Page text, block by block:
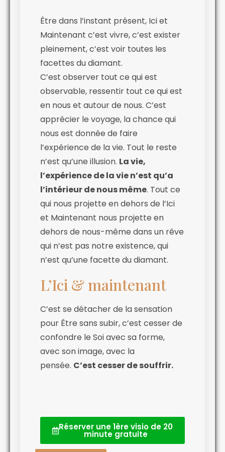
Être dans l’instant présent, Ici et
Maintenant c’est vivre, c’est exister
pleinement, c’est voir toutes les
facettes du diamant.
C’est observer tout ce qui est
observable, ressentir tout ce qui est
en nous et autour de nous. C’est
apprécier le voyage, la chance qui
nous est donnée de faire
l’expérience de la vie. Tout le reste
n’est qu’une illusion. La vie,
l’expérience de la vie n’est qu’a
l’intérieur de nous même. Tout ce
qui nous projette en dehors de l’Ici
et Maintenant nous projette en
dehors de nous-même dans un rêve
qui n’est pas notre existence, qui
n’est qu’une facette du diamant.
L’Ici & maintenant
C’est se détacher de la sensation
pour Être sans subir, c’est cesser de
confondre le Soi avec sa forme,
avec son image, avec la
pensée. C’est cesser de souffrir.
Réserver une 1ère visio de 20
minute gratuite